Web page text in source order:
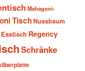
Mahagoni-
TischNussbaum
Regency
Schränke